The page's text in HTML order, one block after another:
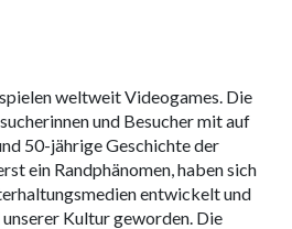
weltweit Videogames. Die
und Besucher mit auf
50-jährige Geschichte der
ein Randphänomen, haben sich
entwickelt und
Kultur geworden. Die